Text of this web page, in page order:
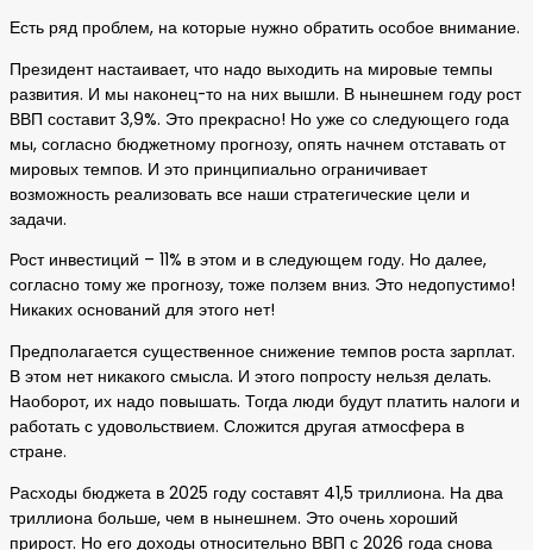
Есть ряд проблем, на которые нужно обратить особое внимание.
Президент настаивает, что надо выходить на мировые темпы
развития. И мы наконец-то на них вышли. В нынешнем году рост
ВВП составит 3,9%. Это прекрасно! Но уже со следующего года
мы, согласно бюджетному прогнозу, опять начнем отставать от
мировых темпов. И это принципиально ограничивает
возможность реализовать все наши стратегические цели и
задачи.
Рост инвестиций – 11% в этом и в следующем году. Но далее,
согласно тому же прогнозу, тоже ползем вниз. Это недопустимо!
Никаких оснований для этого нет!
Предполагается существенное снижение темпов роста зарплат.
В этом нет никакого смысла. И этого попросту нельзя делать.
Наоборот, их надо повышать. Тогда люди будут платить налоги и
работать с удовольствием. Сложится другая атмосфера в
стране.
Расходы бюджета в 2025 году составят 41,5 триллиона. На два
триллиона больше, чем в нынешнем. Это очень хороший
прирост. Но его доходы относительно ВВП с 2026 года снова